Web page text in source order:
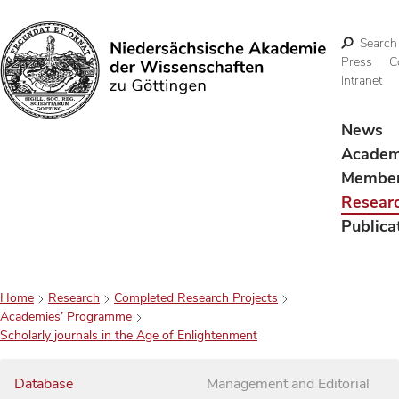
Search
Search
Press
Intranet
News
Home Research
Completed Research Projects
Academies’ Programme
Scholarly journals in the Age of Enlightenment
Database
Management and Editorial